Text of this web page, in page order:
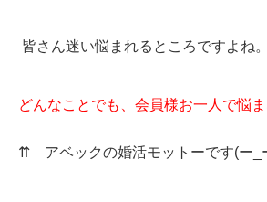
皆さん迷い悩まれるところですよ
どんなことでも、会員様お一人で悩
⇈ アベックの婚活モットーです(ー